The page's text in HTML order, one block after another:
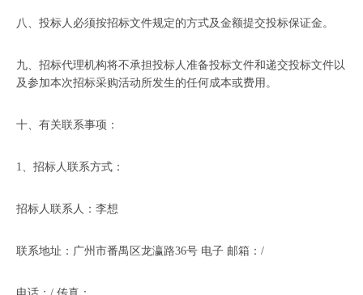
八、投标人必须按招标文件规定的方式及金额提交投标保证金。
九、招标代理机构将不承担投标人准备投标文件和递交投标文件以
及参加本次招标采购活动所发生的任何成本或费用。
十、有关联系事项：
1、招标人联系方式：
招标人联系人：李想
联系地址：广州市番禺区龙瀛路36号 电子 邮箱：/